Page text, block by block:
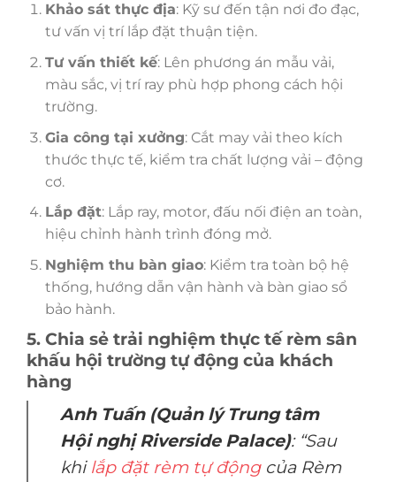
Khảo sát thực địa: Kỹ sư đến tận nơi đo đạc,
tư vấn vị trí lắp đặt thuận tiện.
Tư vấn thiết kế: Lên phương án mẫu vải,
màu sắc, vị trí ray phù hợp phong cách hội
trường.
Gia công tại xưởng: Cắt may vải theo kích
thước thực tế, kiểm tra chất lượng vải – động
cơ.
Lắp đặt: Lắp ray, motor, đấu nối điện an toàn,
hiệu chỉnh hành trình đóng mở.
Nghiệm thu bàn giao: Kiểm tra toàn bộ hệ
thống, hướng dẫn vận hành và bàn giao sổ
bảo hành.
5. Chia sẻ trải nghiệm thực tế rèm sân
khấu hội trường tự động của khách
hàng
Anh Tuấn (Quản lý Trung tâm
Hội nghị Riverside Palace): “Sau
khi lắp đặt rèm tự độngcủa Rèm